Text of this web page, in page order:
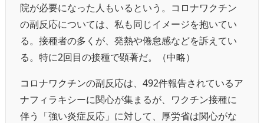
院が必要になった人もいるという。コロナワクチン
の副反応については、私も同じイメージを抱いてい
る。接種者の多くが、発熱や倦怠感などを訴えてい
る。特に2回目の接種で顕著だ。（中略）
コロナワクチンの副反応は、492件報告されているア
ナフィラキシーに関心が集まるが、ワクチン接種に
伴う「強い炎症反応」に対して、厚労省は関心がな